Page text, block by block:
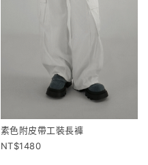
素色附皮帶工裝長褲
1480